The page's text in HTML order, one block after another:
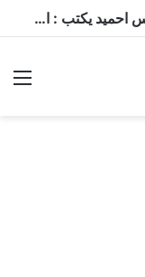
الكاتب والمحلل السياسي الليبي إدريس احميد يكتب : الكاميرون في ظل غياب بول بيا… قراءة في المشهد وأسباب الغياب ومآلات الأوضاع